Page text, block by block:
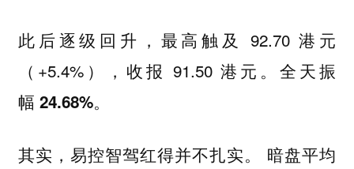
此后逐级回升，最高触及 92.70 港元
（+5.4%），收报 91.50 港元。全天振
幅 24.68%。
其实，易控智驾红得并不扎实。 暗盘平均